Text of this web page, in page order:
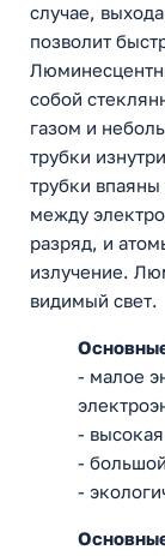
случае,
позволит
собой
газом и
трубки
трубки
между
разряд, и
излучение.
видимый свет.
- малое
- высокая
-
-